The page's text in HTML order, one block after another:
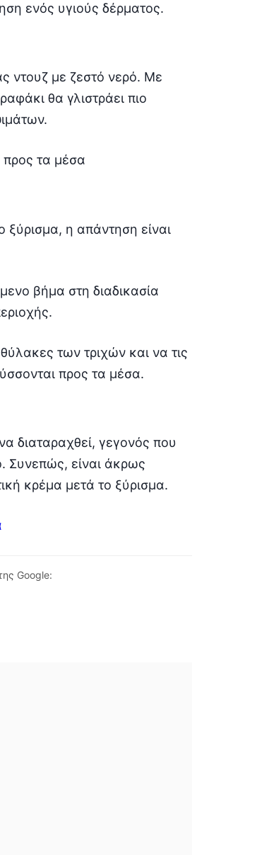
ενός υγιούς δέρματος.
ντουζ με ζεστό νερό. Με
θα γλιστράει πιο
ξύρισμα, η απάντηση είναι
βήμα στη διαδικασία
των τριχών και να τις
προς τα μέσα.
διαταραχθεί, γεγονός που
Συνεπώς, είναι άκρως
κρέμα μετά το ξύρισμα.
Google: